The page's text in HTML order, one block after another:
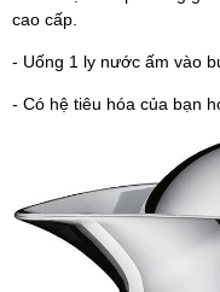
cao cấp.
- Uống 1 ly nước ấm vào
- Có hệ tiêu hóa của bạn